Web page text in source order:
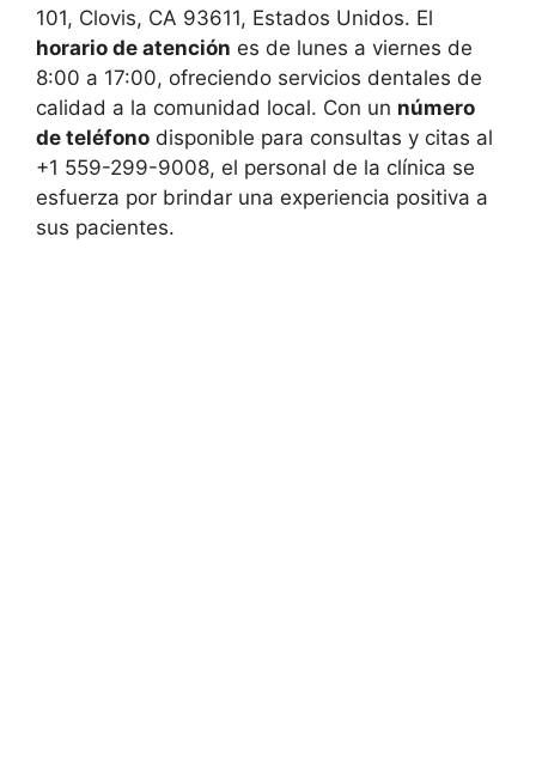
101, Clovis, CA 93611, Estados Unidos. El
horario de atención es de lunes a viernes de
8:00 a 17:00, ofreciendo servicios dentales de
calidad a la comunidad local. Con un número
de teléfono disponible para consultas y citas al
+1 559-299-9008, el personal de la clínica se
esfuerza por brindar una experiencia positiva a
sus pacientes.